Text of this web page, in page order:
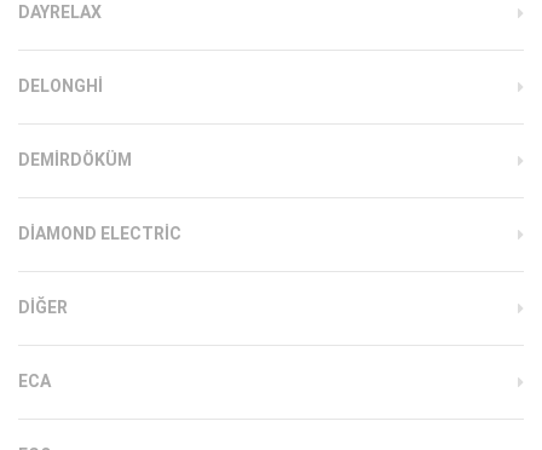
DAYRELAX
DELONGHI
DEMIRDÖKÜM
DIAMOND ELECTRIC
DIĞER
ECA